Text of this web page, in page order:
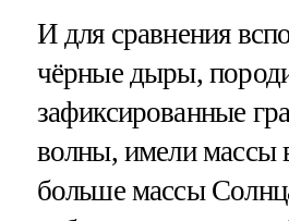
И для сравнения
чёрные дыры,
зафиксированные
волны, имели массы
больше массы